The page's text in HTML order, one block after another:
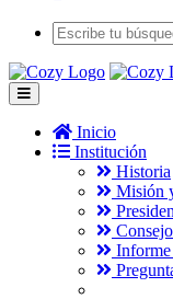
Inicio
Institución
Historia
Misión
Informe